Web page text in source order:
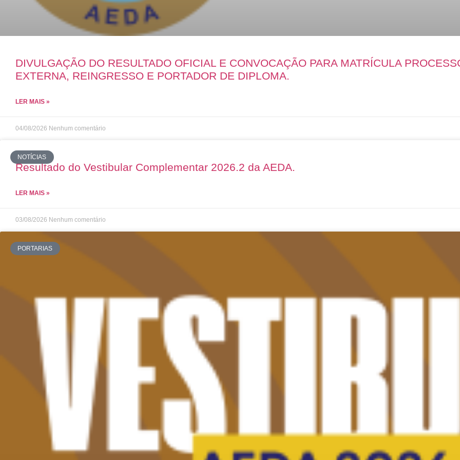
DIVULGAÇÃO DO RESULTADO OFICIAL E CONVOCAÇÃO PARA MATRÍCULA
EXTERNA, REINGRESSO E PORTADOR DE DIPLOMA.
LER MAIS »
04/08/2026 Nenhum comentário
NOTÍCIAS
Resultado do Vestibular Complementar 2026.2 da AEDA.
LER MAIS »
03/08/2026 Nenhum comentário
PORTARIAS